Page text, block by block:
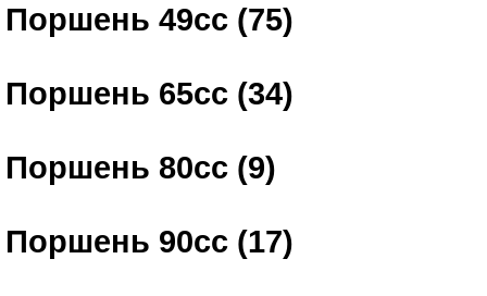
Поршень 49сс (75)
Поршень 65сс (34)
Поршень 80сс (9)
Поршень 90сс (17)